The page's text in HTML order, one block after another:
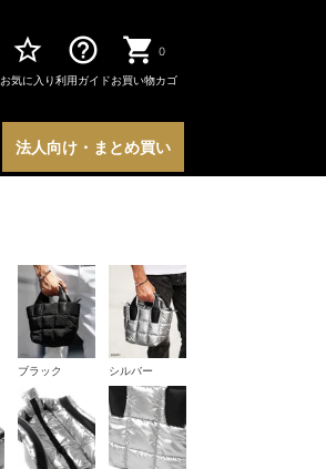
star_border
お気に入り
help_outline
利用ガイド
0
お買い物カゴ
法人向け・まとめ買い
ブラック シルバー